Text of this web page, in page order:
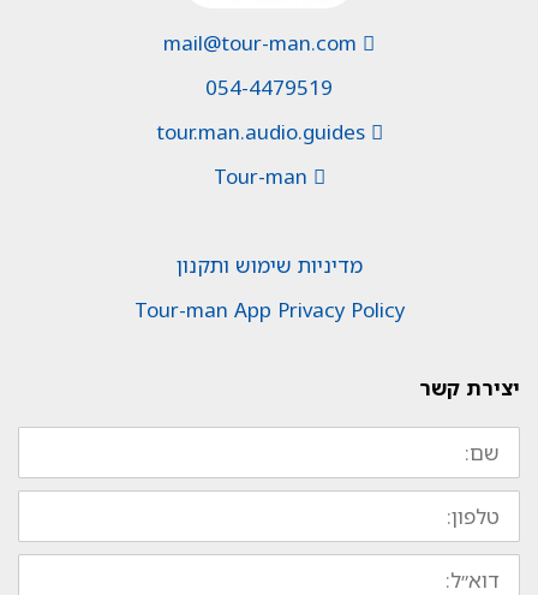
054-4479519
tour.man.audio.guides
מדיניות שימוש ותקנון
Tour-man App Privacy Policy
יצירת קשר
שם:
טלפון:
דוא״ל: